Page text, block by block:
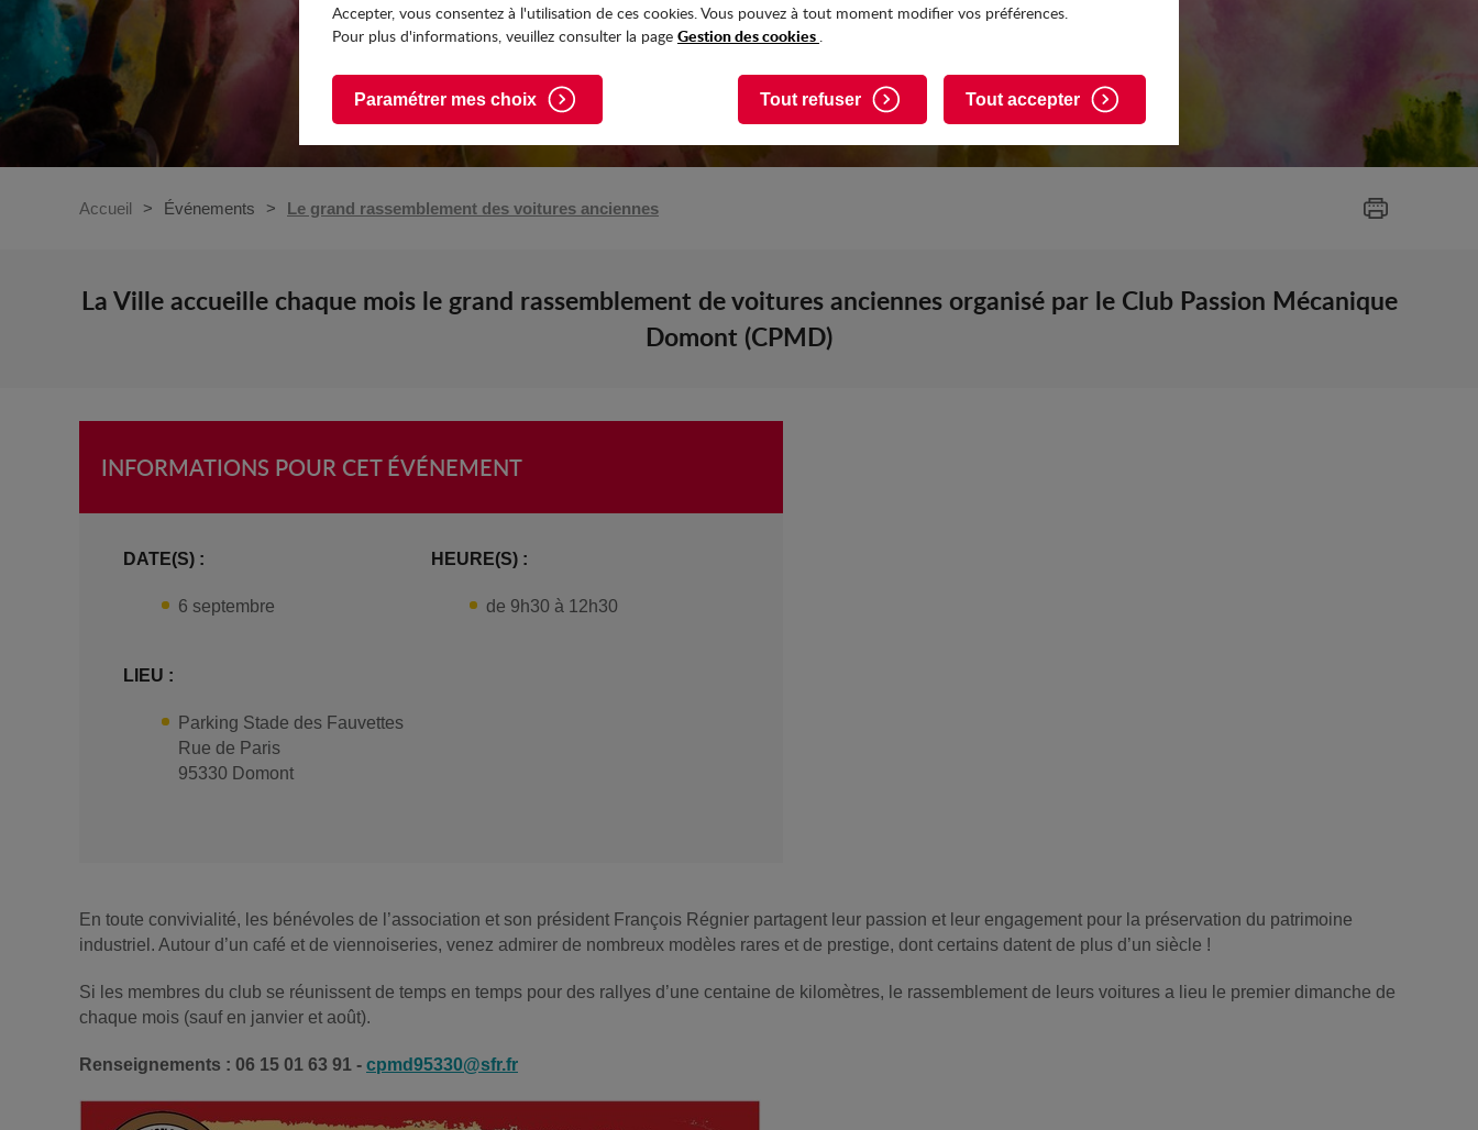
Accepter, vous consentez à l'utilisation de ces cookies. Vous pouvez à tout moment modifier vos préférences.
Pour plus d'informations, veuillez consulter la page Gestion des cookies .
Paramétrer mes choix Tout refuser Tout accepter
Accueil Événements Le grand rassemblement des voitures anciennes
La Ville accueille chaque mois le grand rassemblement de voitures anciennes organisé par le Club Passion Mécanique
Domont (CPMD)
INFORMATIONS POUR CET ÉVÉNEMENT
DATE(S) :
6 septembre
HEURE(S) :
de 9h30 à 12h30
LIEU :
Parking Stade des Fauvettes
Rue de Paris
95330 Domont
En toute convivialité, les bénévoles de l’association et son président François Régnier partagent leur passion et leur engagement pour la préservation du patrimoine
industriel. Autour d’un café et de viennoiseries, venez admirer de nombreux modèles rares et de prestige, dont certains datent de plus d’un siècle !
Si les membres du club se réunissent de temps en temps pour des rallyes d’une centaine de kilomètres, le rassemblement de leurs voitures a lieu le premier dimanche de
chaque mois (sauf en janvier et août).
Renseignements : 06 15 01 63 91 - cpmd95330@sfr.fr